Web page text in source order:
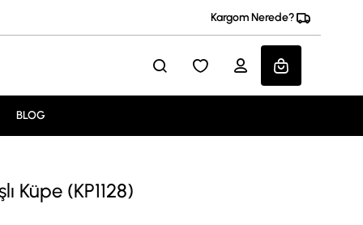
Kargom Nerede?
BLOG
Küpe (KP1128)